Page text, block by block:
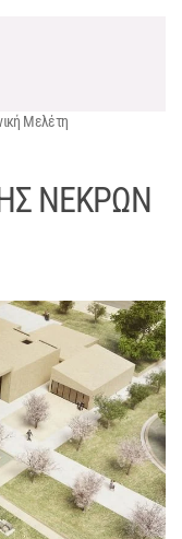
Μελέτη
ΝΕΚΡΩΝ